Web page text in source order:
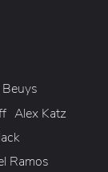
Alex Katz
Ramos